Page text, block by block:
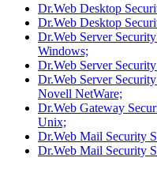
Dr.Web Desktop
Dr.Web Desktop
Dr.Web Server
Windows;
Dr.Web Server
Dr.Web Server
Novell NetWare;
Dr.Web Gateway
Unix;
Dr.Web Mail Security
Dr.Web Mail Security